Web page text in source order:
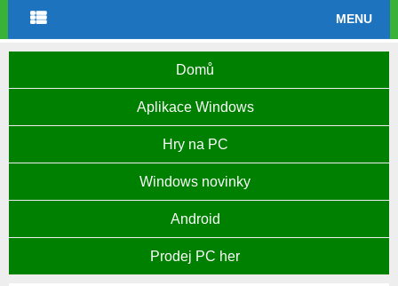
MENU
Domů
Aplikace Windows
Hry na PC
Windows novinky
Android
Prodej PC her